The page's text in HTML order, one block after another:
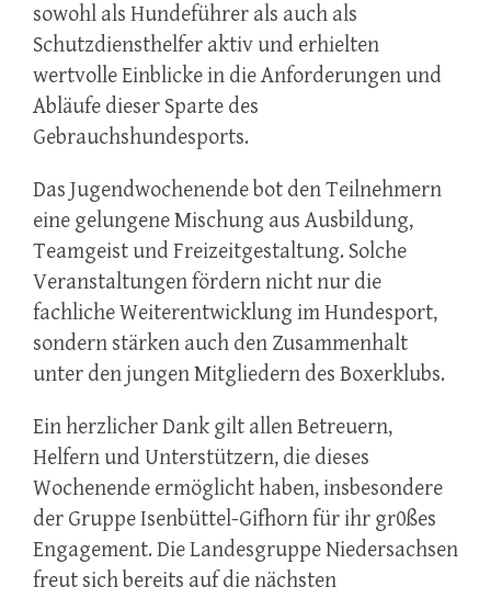
sowohl als Hundeführer als auch als
Schutzdiensthelfer aktiv und erhielten
wertvolle Einblicke in die Anforderungen und
Abläufe dieser Sparte des
Gebrauchshundesports.
Das Jugendwochenende bot den Teilnehmern
eine gelungene Mischung aus Ausbildung,
Teamgeist und Freizeitgestaltung. Solche
Veranstaltungen fördern nicht nur die
fachliche Weiterentwicklung im Hundesport,
sondern stärken auch den Zusammenhalt
unter den jungen Mitgliedern des Boxerklubs.
Ein herzlicher Dank gilt allen Betreuern,
Helfern und Unterstützern, die dieses
Wochenende ermöglicht haben, insbesondere
der Gruppe Isenbüttel-Gifhorn für ihr gr0ßes
Engagement. Die Landesgruppe Niedersachsen
freut sich bereits auf die nächsten